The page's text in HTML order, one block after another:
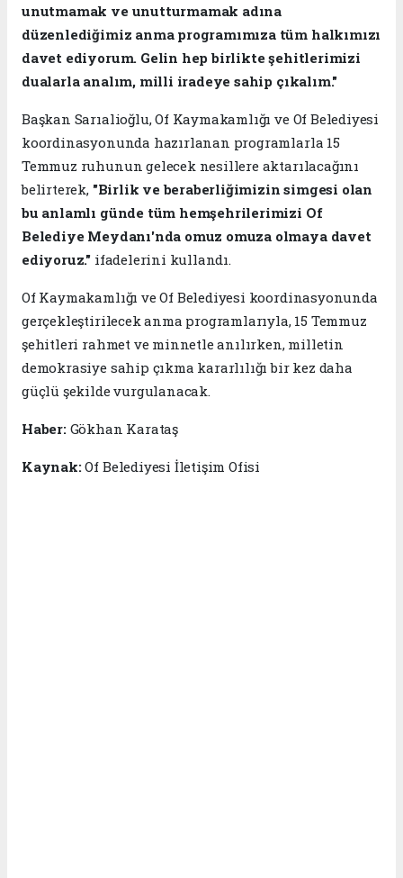
unutmamak ve unutturmamak adına
düzenlediğimiz anma programımıza tüm halkımızı
davet ediyorum. Gelin hep birlikte şehitlerimizi
dualarla analım, milli iradeye sahip çıkalım."
Başkan Sarıalioğlu, Of Kaymakamlığı ve Of Belediyesi
koordinasyonunda hazırlanan programlarla 15
Temmuz ruhunun gelecek nesillere aktarılacağını
belirterek, "Birlik ve beraberliğimizin simgesi olan
bu anlamlı günde tüm hemşehrilerimizi Of
Belediye Meydanı'nda omuz omuza olmaya davet
ediyoruz." ifadelerini kullandı.
Of Kaymakamlığı ve Of Belediyesi koordinasyonunda
gerçekleştirilecek anma programlarıyla, 15 Temmuz
şehitleri rahmet ve minnetle anılırken, milletin
demokrasiye sahip çıkma kararlılığı bir kez daha
güçlü şekilde vurgulanacak.
Haber: Gökhan Karataş
Kaynak:Of Belediyesi İletişim Ofisi